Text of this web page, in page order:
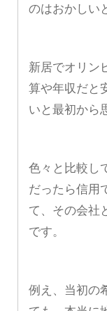
のはおかしい
新居でオリン
算や年収だと
いと最初から
色々と比較し
だったら信用
て、その会社
です。
例え、当初の